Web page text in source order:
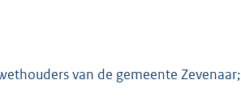
van de gemeente Zevenaar;